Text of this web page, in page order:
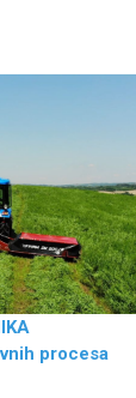
procesa